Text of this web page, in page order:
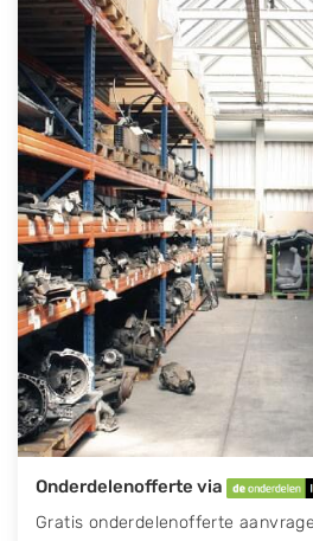
Onderdelenofferte via
Gratis onderdelenofferte